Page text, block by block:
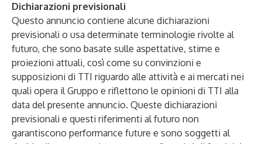
Dichiarazioni previsionali
Questo annuncio contiene alcune dichiarazioni
previsionali o usa determinate terminologie rivolte al
futuro, che sono basate sulle aspettative, stime e
proiezioni attuali, così come su convinzioni e
supposizioni di TTI riguardo alle attività e ai mercati nei
quali opera il Gruppo e riflettono le opinioni di TTI alla
data del presente annuncio. Queste dichiarazioni
previsionali e questi riferimenti al futuro non
garantiscono performance future e sono soggetti al